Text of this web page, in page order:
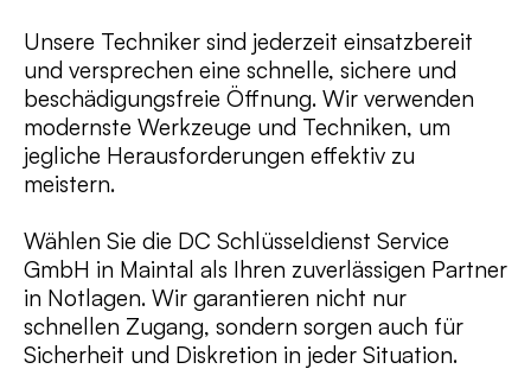
Unsere Techniker sind jederzeit einsatzbereit
und versprechen eine schnelle, sichere und
beschädigungsfreie Öffnung. Wir verwenden
modernste Werkzeuge und Techniken, um
jegliche Herausforderungen effektiv zu
meistern.
Wählen Sie die DC Schlüsseldienst Service
GmbH in Maintal als Ihren zuverlässigen Partner
in Notlagen. Wir garantieren nicht nur
schnellen Zugang, sondern sorgen auch für
Sicherheit und Diskretion in jeder Situation.